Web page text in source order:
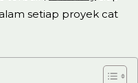
setiap proyek cat